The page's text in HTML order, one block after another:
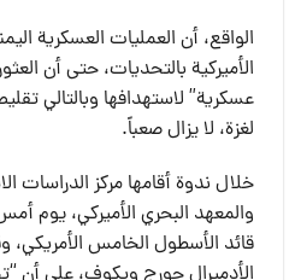
الواقع، أن العمليات العسكرية
الأميركية بالتحديات، حتى أن
عسكرية” لاستهدافها وبالتالي
لغزة، لا يزال صعباً.
خلال ندوة أقامها مركز الدراسات
قائد الأسطول الخامس الأمريكي،